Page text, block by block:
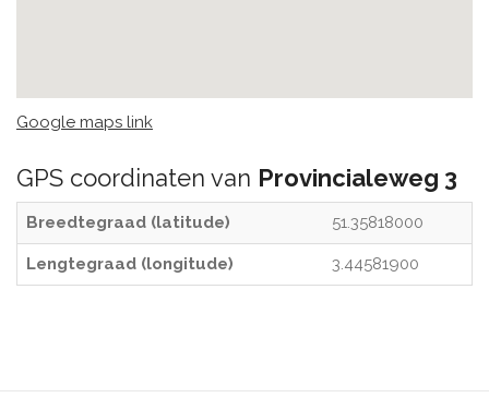
Google maps link
GPS coordinaten van Provincialeweg 3
Breedtegraad (latitude) 51.35818000
Lengtegraad (longitude) 3.44581900